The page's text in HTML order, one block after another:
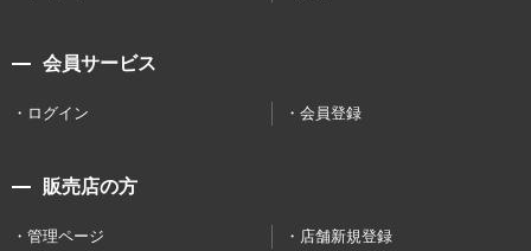
会員サービス
ログイン 会員登録
販売店の方
管理ページ 店舗新規登録